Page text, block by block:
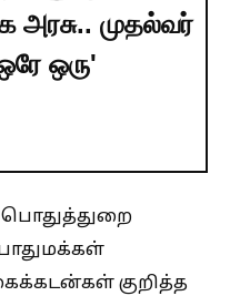
அரசு.. முதல்வர்
ஒரு'
பொதுத்துறை
குறித்த